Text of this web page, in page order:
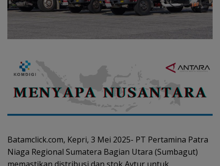
Batamclick.com, Kepri, 3 Mei 2025- PT Pertamina Patra
Niaga Regional Sumatera Bagian Utara (Sumbagut)